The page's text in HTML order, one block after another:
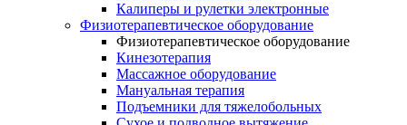
Калиперы и рулетки электронные
Физиотерапевтическое оборудование
Физиотерапевтическое оборудование
Кинезотерапия
Массажное оборудование
Мануальная терапия
Подъемники для тяжелобольных